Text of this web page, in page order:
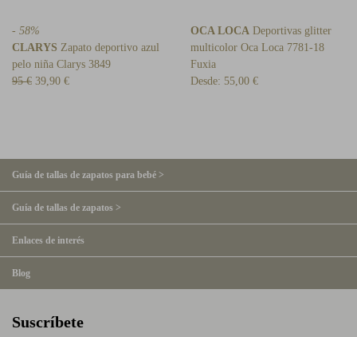
- 58%
CLARYS Zapato deportivo azul
pelo niña Clarys 3849
95 € 39,90 €
OCA LOCA Deportivas glitter
multicolor Oca Loca 7781-18
Fuxia
Desde: 55,00 €
Guía de tallas de zapatos para bebé >
Guía de tallas de zapatos >
Enlaces de interés
Blog
Suscríbete